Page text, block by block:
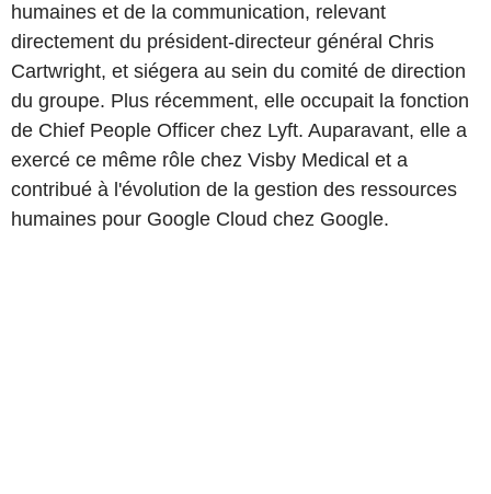
humaines et de la communication, relevant
directement du président-directeur général Chris
Cartwright, et siégera au sein du comité de direction
du groupe. Plus récemment, elle occupait la fonction
de Chief People Officer chez Lyft. Auparavant, elle a
exercé ce même rôle chez Visby Medical et a
contribué à l'évolution de la gestion des ressources
humaines pour Google Cloud chez Google.